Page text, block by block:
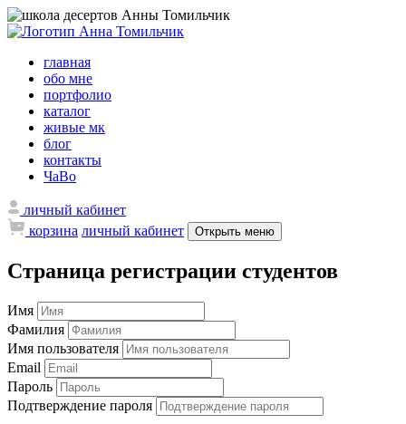
главная
обо мне
портфолио
каталог
живые мк
блог
контакты
ЧаВо
личный кабинет
корзина личный кабинет Открыть меню
Страница регистрации студентов
Имя
Фамилия
Имя пользователя
Email
Пароль
Подтверждение пароля